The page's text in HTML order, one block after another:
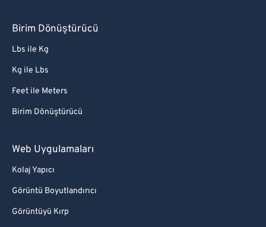
Birim Dönüştürücü
Lbs ile Kg
Kg ile Lbs
Feet ile Meters
Birim Dönüştürücü
Web Uygulamaları
Kolaj Yapıcı
Görüntü Boyutlandırıcı
Görüntüyü Kırp